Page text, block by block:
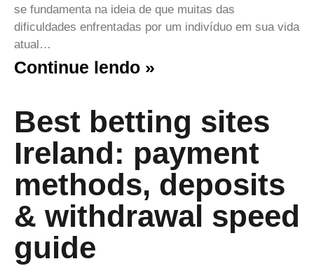
se fundamenta na ideia de que muitas das
dificuldades enfrentadas por um indivíduo em sua vida
atual…
Continue lendo »
Best betting sites
Ireland: payment
methods, deposits
& withdrawal speed
guide